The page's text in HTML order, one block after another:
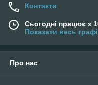
Контакти
Сьогодні працює з
Показати весь
Про нас